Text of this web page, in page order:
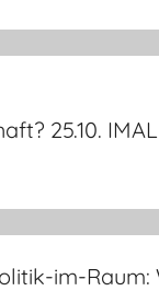
25.10. IMAL
im-Raum: